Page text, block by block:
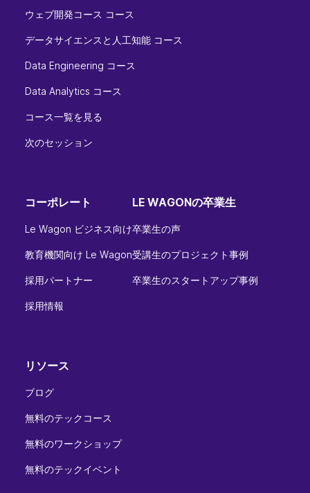
ウェブ開発コース コース
データサイエンスと人工知能 コース
Data Engineering コース
Data Analytics コース
コース一覧を見る
次のセッション
コーポレート
Le Wagon ビジネス向け
教育機関向け Le Wagon
採用パートナー
採用情報
LE WAGONの卒業生
卒業生の声
受講生のプロジェクト事例
卒業生のスタートアップ事例
リソース
ブログ
無料のテックコース
無料のワークショップ
無料のテックイベント